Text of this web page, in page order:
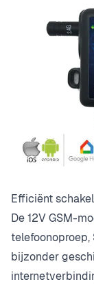
Efficiënt
De 12V GSM-
telefoonoproep,
bijzonder